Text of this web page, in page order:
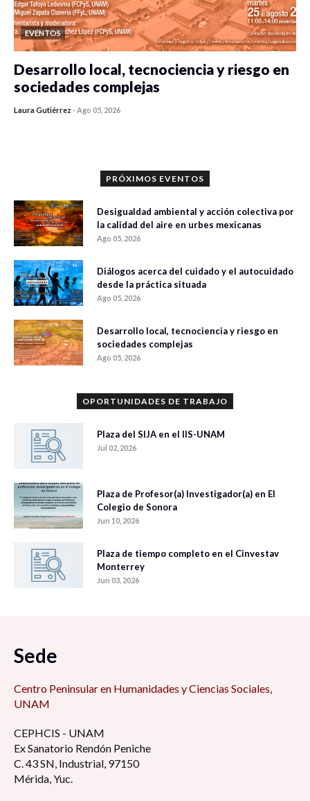
EVENTOS
Desarrollo local, tecnociencia y riesgo en
sociedades complejas
Laura Gutiérrez -Ago 05, 2026
PRÓXIMOS EVENTOS
Desigualdad ambiental y acción colectiva por
la calidad del aire en urbes mexicanas
Ago 05, 2026
Diálogos acerca del cuidado y el autocuidado
desde la práctica situada
Ago 05, 2026
Desarrollo local, tecnociencia y riesgo en
sociedades complejas
Ago 05, 2026
OPORTUNIDADES DE TRABAJO
Plaza del SIJA en el IIS-UNAM
Jul 02, 2026
Plaza de Profesor(a) Investigador(a) en El
Colegio de Sonora
Jun 10, 2026
Plaza de tiempo completo en el Cinvestav
Monterrey
Jun 03, 2026
Sede
Centro Peninsular en Humanidades y Ciencias Sociales,
UNAM
CEPHCIS - UNAM
Ex Sanatorio Rendón Peniche
C. 43 SN, Industrial, 97150
Mérida, Yuc.